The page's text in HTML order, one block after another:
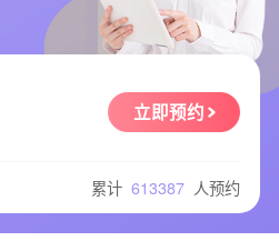
立即预约
累计 613387 人预约